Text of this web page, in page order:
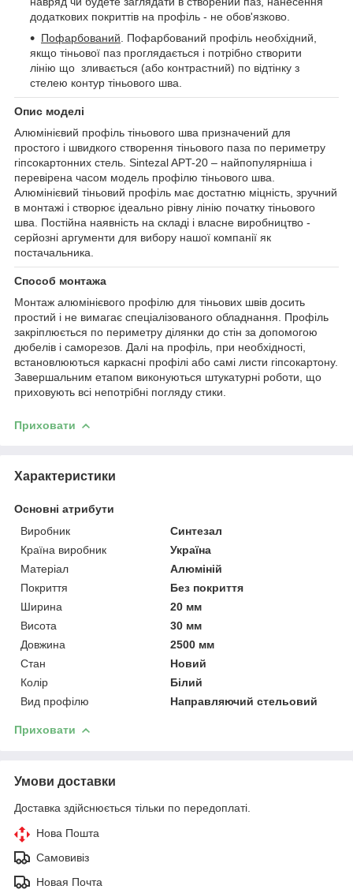
додаткових покриттів на профіль - не обов'язково.
Пофарбований . Пофарбований профіль необхідний,
якщо тіньової паз проглядається і потрібно створити
лінію що зливається (або контрастний) по відтінку з
стелею контур тіньового шва.
Опис моделі
Алюмінієвий профіль тіньового шва призначений для
простого і швидкого створення тіньового паза по периметру
гіпсокартонних стель. Sintezal APT-20 – найпопулярніша і
перевірена часом модель профілю тіньового шва.
Алюмінієвий тіньовий профіль має достатню міцність, зручний
в монтажі і створює ідеально рівну лінію початку тіньового
шва. Постійна наявність на складі і власне виробництво -
серйозні аргументи для вибору нашої компанії як
постачальника.
Способ монтажа
Монтаж алюмінієвого профілю для тіньових швів досить
простий і не вимагає спеціалізованого обладнання. Профіль
закріплюється по периметру ділянки до стін за допомогою
дюбелів і саморезов. Далі на профіль, при необхідності,
встановлюються каркасні профілі або самі листи гіпсокартону.
Завершальним етапом виконуються штукатурні роботи, що
приховують всі непотрібні погляду стики.
Приховати
Характеристики
Основні атрибути
Виробник
Синтезал
Країна виробник
Україна
Матеріал
Алюміній
Покриття
Без покриття
Ширина
20 мм
Висота
30 мм
Довжина
2500 мм
Стан
Новий
Колір
Білий
Вид профілю
Направляючий стельовий
Приховати
Умови доставки
Доставка здійснюється тільки по передоплаті.
Нова Пошта
Самовивіз
Новая Почта